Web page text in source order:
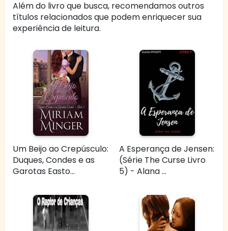
Além do livro que busca, recomendamos outros
títulos relacionados que podem enriquecer sua
experiência de leitura.
Um Beijo ao Crepúsculo:
Duques, Condes e as
Garotas Easto...
A Esperança de Jensen:
(Série The Curse Livro
5) - Alana ...